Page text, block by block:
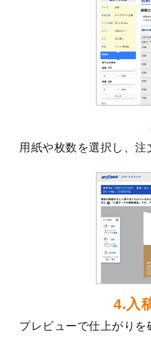
エコノ
うにな
【新商
ました！
DMの
た。
【新商
なりま
2024年
テンプ
2024
レート
箔押し
開いた
クリア
ナルデ
た！
用紙や枚数を選択し、注
4.入
プレビューで仕上がりを